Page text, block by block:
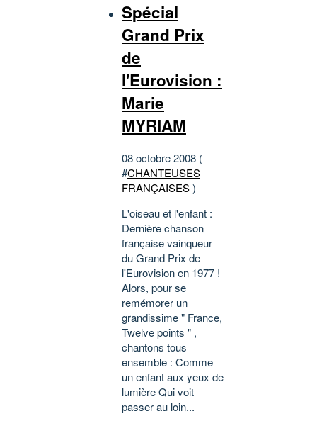
Spécial
Grand Prix
de
l'Eurovision :
Marie
MYRIAM
08 octobre 2008 (
#CHANTEUSES
FRANÇAISES)
L'oiseau et l'enfant :
Dernière chanson
française vainqueur
du Grand Prix de
l'Eurovision en 1977 !
Alors, pour se
remémorer un
grandissime " France,
Twelve points " ,
chantons tous
ensemble : Comme
un enfant aux yeux de
lumière Qui voit
passer au loin...